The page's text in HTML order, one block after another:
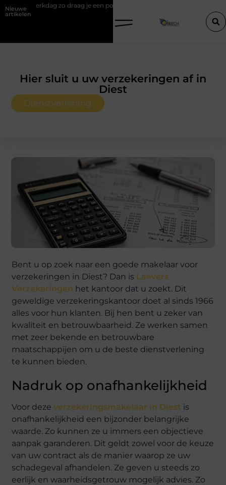
Nieuwe
artikelen
je een polo stijlvol Een vastgoedcoach als start van een
Hier sluit u uw verzekeringen af in
Diest
Dienstverlening
Bent u op zoek naar een goede makelaar voor
verzekeringen in Diest? Dan is Laevers
Verzekeringen het kantoor dat u zoekt. Dit
geweldige verzekeringskantoor doet al sinds 1966
alles voor hun klanten. Bij hen bent u zeker van
kwaliteit en betrouwbaarheid. Ze werken samen
met zeer bekende en betrouwbare
maatschappijen om u de beste dienstverlening
te kunnen bieden.
Nadruk op onafhankelijkheid
Voor dezeverzekeringsmakelaar in Diest is
onafhankelijkheid een bijzonder belangrijke
waarde. Zo kunnen ze u immers een objectieve
aanpak garanderen. Dit geldt zowel voor de keuze
van uw contract als de manier waarop ze uw
schadegeval afhandelen. Ze geven u steeds zo
eerlijk en waarheidsgetrouw mogelijk advies. Zo